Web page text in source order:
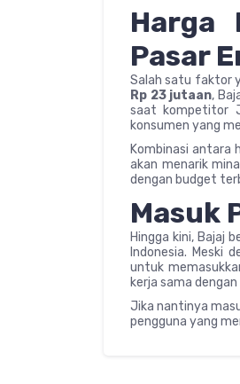
Harga
Pasar
Salah satu faktor
Rp 23 jutaan,
saat kompetitor
konsumen yang
Kombinasi antara
akan menarik
dengan budget
Masuk
Hingga kini, Bajaj
Indonesia. Meski
untuk
kerja sama
Jika nantinya
pengguna yang